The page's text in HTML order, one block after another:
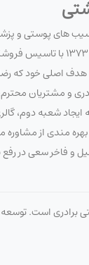
های پوستی و
سلامت مصرف کنندگان لوازم
خود که
و مشتریان
شعبه دوم،
بهره مندی از
و فاخر سعی در
برادری است.